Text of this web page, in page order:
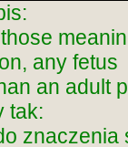
any fetus
an adult
tak:
znaczenia